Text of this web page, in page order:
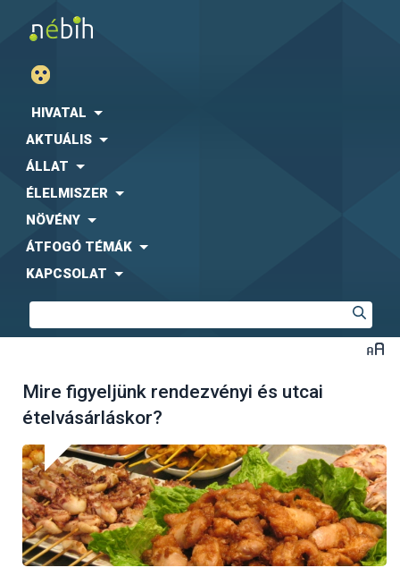
HIVATAL
AKTUÁLIS
ÁLLAT
ÉLELMISZER
NÖVÉNY
ÁTFOGÓ TÉMÁK
KAPCSOLAT
Mire figyeljünk rendezvényi és utcai
ételvásárláskor?